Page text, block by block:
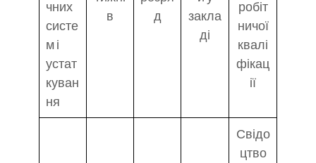
чних
систе
м і
устат
куван
ня
в
д
закла
ді
робіт
ничої
квалі
фікац
ії
Свідо
цтво